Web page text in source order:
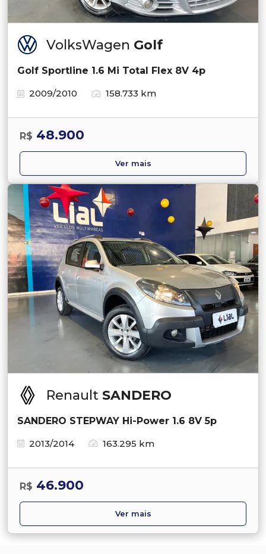
VolksWagen Golf
Golf Sportline 1.6 Mi Total Flex 8V 4p
2009/2010
158.733 km
R$ 48.900
Ver mais
Renault SANDERO
SANDERO STEPWAY Hi-Power 1.6 8V 5p
2013/2014
163.295 km
R$ 46.900
Ver mais